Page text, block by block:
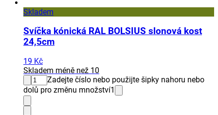
Skladem
Svíčka kónická RAL BOLSIUS slonová kost
24,5cm
19 Kč
Skladem méně než 10
Zadejte číslo nebo použijte šipky nahoru nebo
dolů pro změnu množství1